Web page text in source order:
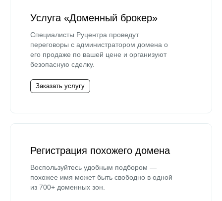
Услуга «Доменный брокер»
Специалисты Руцентра проведут
переговоры с администратором домена о
его продаже по вашей цене и организуют
безопасную сделку.
Заказать услугу
Регистрация похожего домена
Воспользуйтесь удобным подбором —
похожее имя может быть свободно в одной
из 700+ доменных зон.